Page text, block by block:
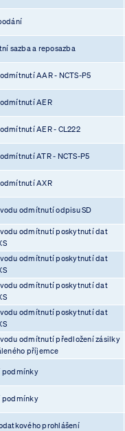
sazba a reposazba
AAR - NCTS-P5
AER
AER - CL222
ATR - NCTS-P5
AXR
odmítnutí odpisu SD
odmítnutí poskytnutí dat
odmítnutí poskytnutí dat
odmítnutí poskytnutí dat
odmítnutí poskytnutí dat
odmítnutí předložení zásilky
příjemce
podmínky
podmínky
prohlášení